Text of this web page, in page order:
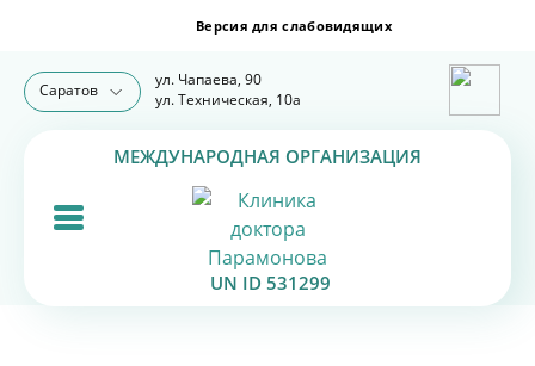
Саратов
ул. Чапаева, 90
ул. Техническая, 10а
МЕЖДУНАРОДНАЯ ОРГАНИЗАЦИЯ
UN ID 531299